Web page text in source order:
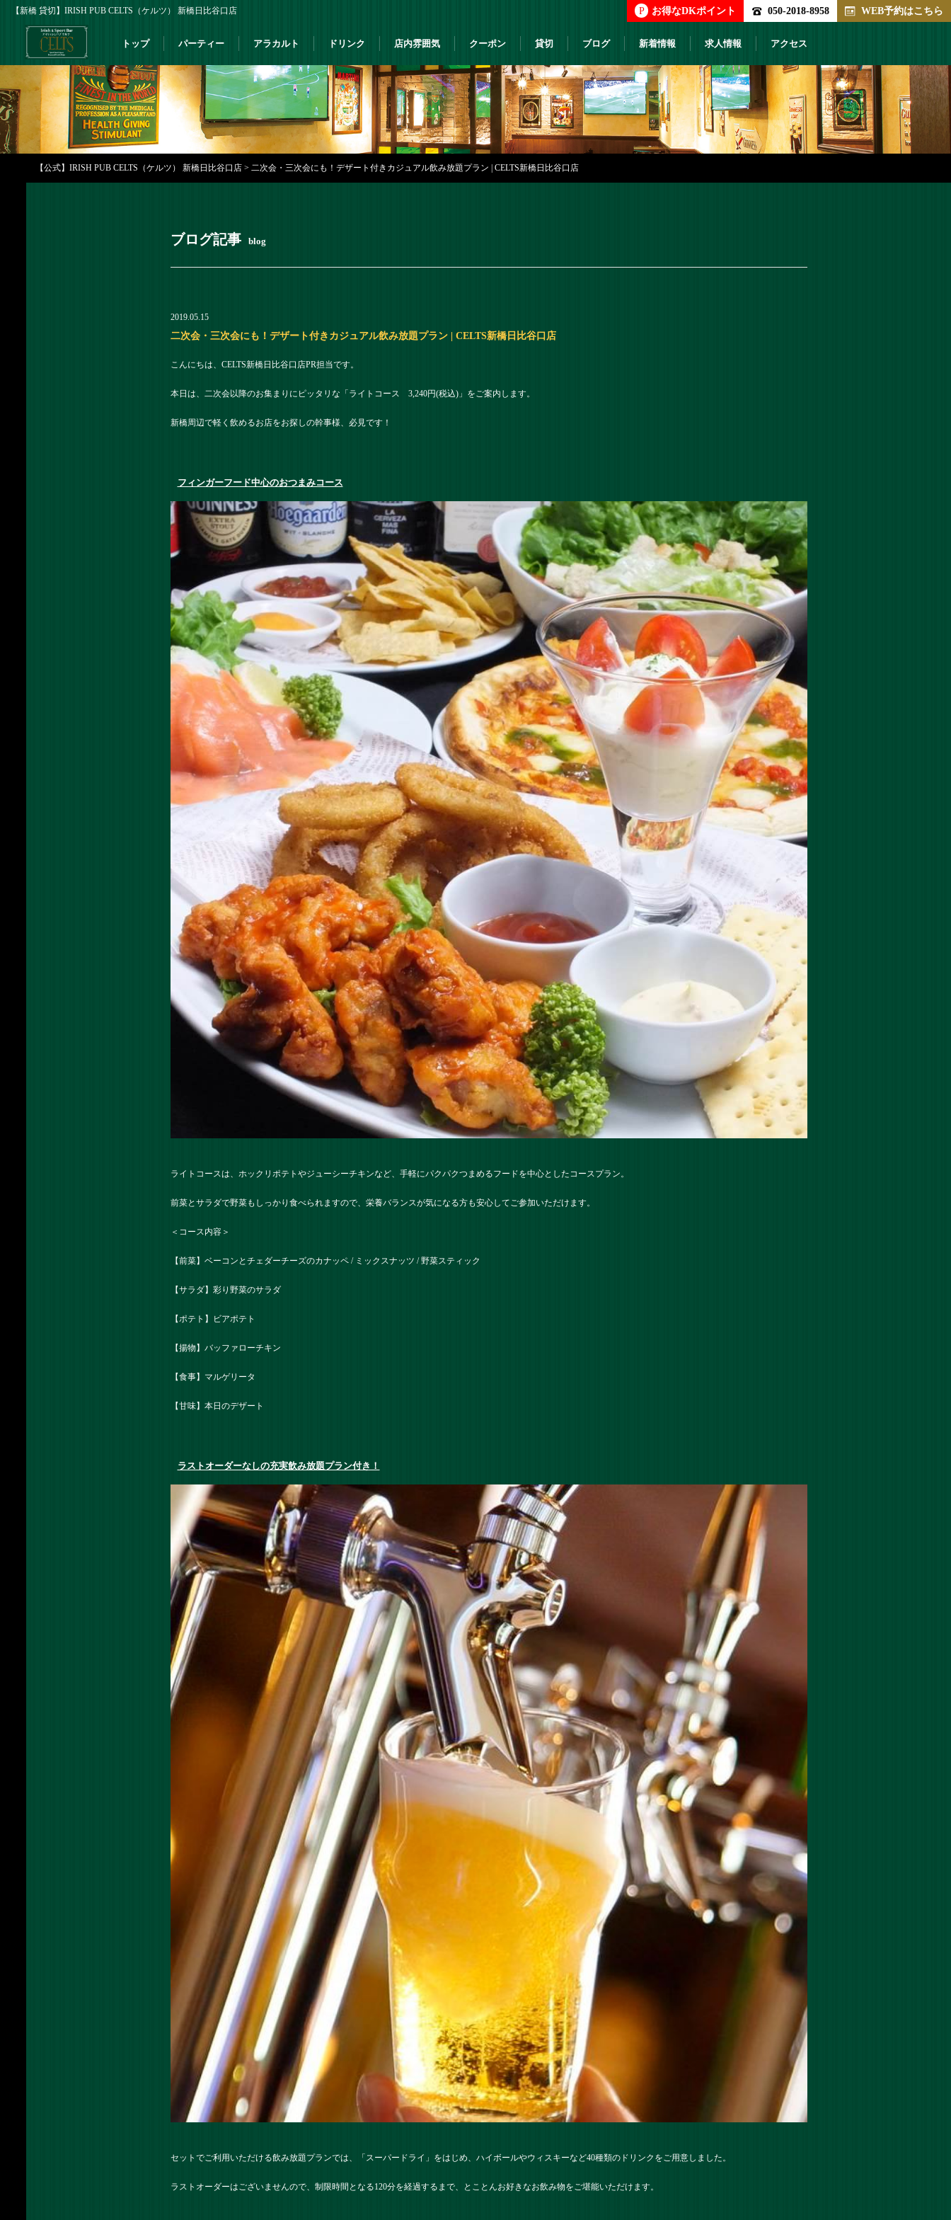
【新橋 貸切】IRISH PUB CELTS（ケルツ） 新橋日比谷口店 P お得なDKポイント 050-2018-8958 WEB予約はこちら
トップ パーティー アラカルト ドリンク 店内雰囲気 クーポン 貸切 ブログ 新着情報 求人情報 アクセス
【公式】IRISH PUB CELTS（ケルツ） 新橋日比谷口店 > 二次会・三次会にも！デザート付きカジュアル飲み放題プラン | CELTS新橋日比谷口店
ブログ記事 blog
2019.05.15
二次会・三次会にも！デザート付きカジュアル飲み放題プラン | CELTS新橋日比谷口店
こんにちは、CELTS新橋日比谷口店PR担当です。
本日は、二次会以降のお集まりにピッタリな「ライトコース 3,240円(税込)」をご案内します。
新橋周辺で軽く飲めるお店をお探しの幹事様、必見です！
フィンガーフード中心のおつまみコース
ライトコースは、ホックリポテトやジューシーチキンなど、手軽にパクパクつまめるフードを中心としたコースプラン。
前菜とサラダで野菜もしっかり食べられますので、栄養バランスが気になる方も安心してご参加いただけます。
＜コース内容＞
【前菜】ベーコンとチェダーチーズのカナッペ / ミックスナッツ / 野菜スティック
【サラダ】彩り野菜のサラダ
【ポテト】ビアポテト
【揚物】バッファローチキン
【食事】マルゲリータ
【甘味】本日のデザート
ラストオーダーなしの充実飲み放題プラン付き！
セットでご利用いただける飲み放題プランでは、「スーパードライ」をはじめ、ハイボールやウィスキーなど40種類のドリンクをご用意しました。
ラストオーダーはございませんので、制限時間となる120分を経過するまで、とことんお好きなお飲み物をご堪能いただけます。